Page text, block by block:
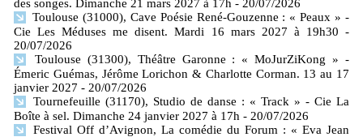
des songes. Dimanche 21 mars 2027 à 17h - 20/07/2026
Toulouse (31000), Cave Poésie René-Gouzenne : « Peaux » -
Cie Les Méduses me disent. Mardi 16 mars 2027 à 19h30 -
20/07/2026
Toulouse (31300), Théâtre Garonne : « MoJurZiKong » -
Émeric Guémas, Jérôme Lorichon & Charlotte Corman. 13 au 17
janvier 2027 - 20/07/2026
Tournefeuille (31170), Studio de danse : « Track » - Cie La
Boîte à sel. Dimanche 24 janvier 2027 à 17h - 20/07/2026
Festival Off d’Avignon, La comédie du Forum : « Eva Jean